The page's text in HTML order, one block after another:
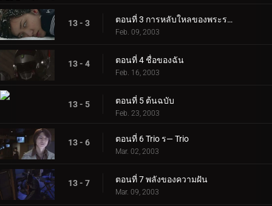
13 - 3 ตอนที่ 3 การหลับใหลของพระราชา...
Feb. 09, 2003
13 - 4 ตอนที่ 4 ชื่อของฉัน
Feb. 16, 2003
13 - 5 ตอนที่ 5 ต้นฉบับ
Feb. 23, 2003
13 - 6 ตอนที่ 6 Trio ร— Trio
Mar. 02, 2003
13 - 7 ตอนที่ 7 พลังของความฝัน
Mar. 09, 2003